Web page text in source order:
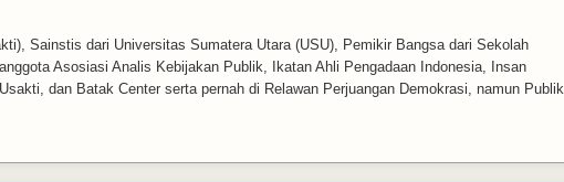
Sainstis dari Universitas Sumatera Utara (USU), Pemikir Bangsa dari Sekolah
Asosiasi Analis Kebijakan Publik, Ikatan Ahli Pengadaan Indonesia, Insan
dan Batak Center serta pernah di Relawan Perjuangan Demokrasi, namun Publik